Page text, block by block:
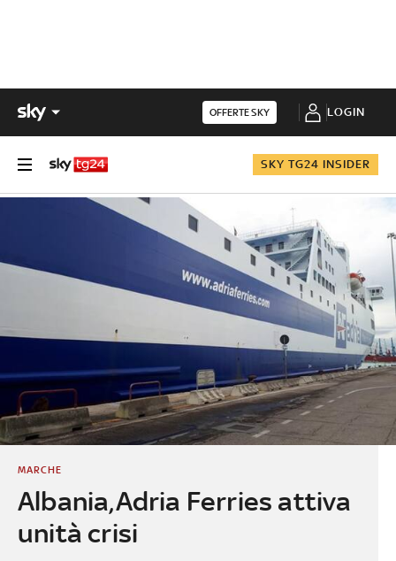
OFFERTE SKY LOGIN
SKY TG24 INSIDER
Albania,Adria Ferries attiva
unità crisi
MARCHE